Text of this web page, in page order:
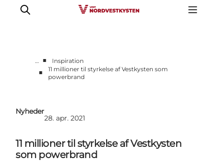
Feriesteder
Handicapvenlig ferie
Events
Overnatning
Planlæg din ferie
… ■
Inspiration
■
11 millioner til styrkelse af Vestkysten som
powerbrand
Nyheder
28. apr. 2021
11 millioner til styrkelse af Vestkysten
som powerbrand